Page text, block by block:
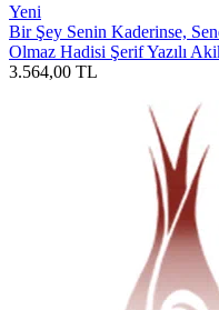
Yeni
Bir Şey Senin Kaderinse,
Olmaz Hadisi Şerif Yazılı
3.564,00 TL